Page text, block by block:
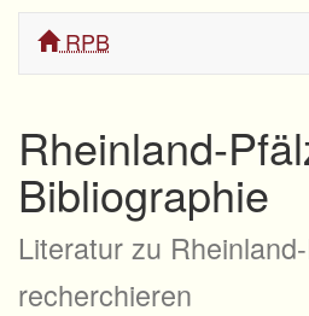
RPB
Rheinland-
Bibliographie
Literatur zu
recherchieren